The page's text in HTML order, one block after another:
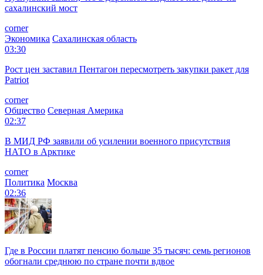
сахалинский мост
corner
Экономика Сахалинская область
03:30
Рост цен заставил Пентагон пересмотреть закупки ракет для
Patriot
corner
Общество Северная Америка
02:37
В МИД РФ заявили об усилении военного присутствия
НАТО в Арктике
corner
Политика Москва
02:36
Где в России платят пенсию больше 35 тысяч: семь регионов
обогнали среднюю по стране почти вдвое